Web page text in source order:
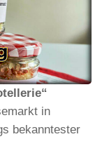
in
bekanntester